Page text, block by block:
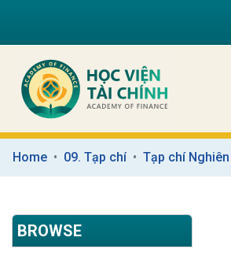
Home 09. Tạp chí Tạp chí
BROWSE